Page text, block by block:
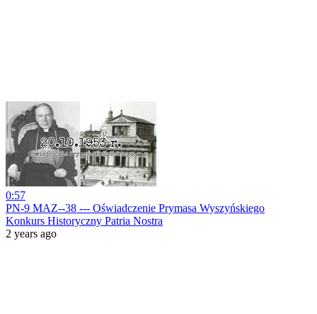
0:57
PN-9 MAZ--38 --- Oświadczenie Prymasa Wyszyńskiego
Konkurs Historyczny Patria Nostra
2 years ago